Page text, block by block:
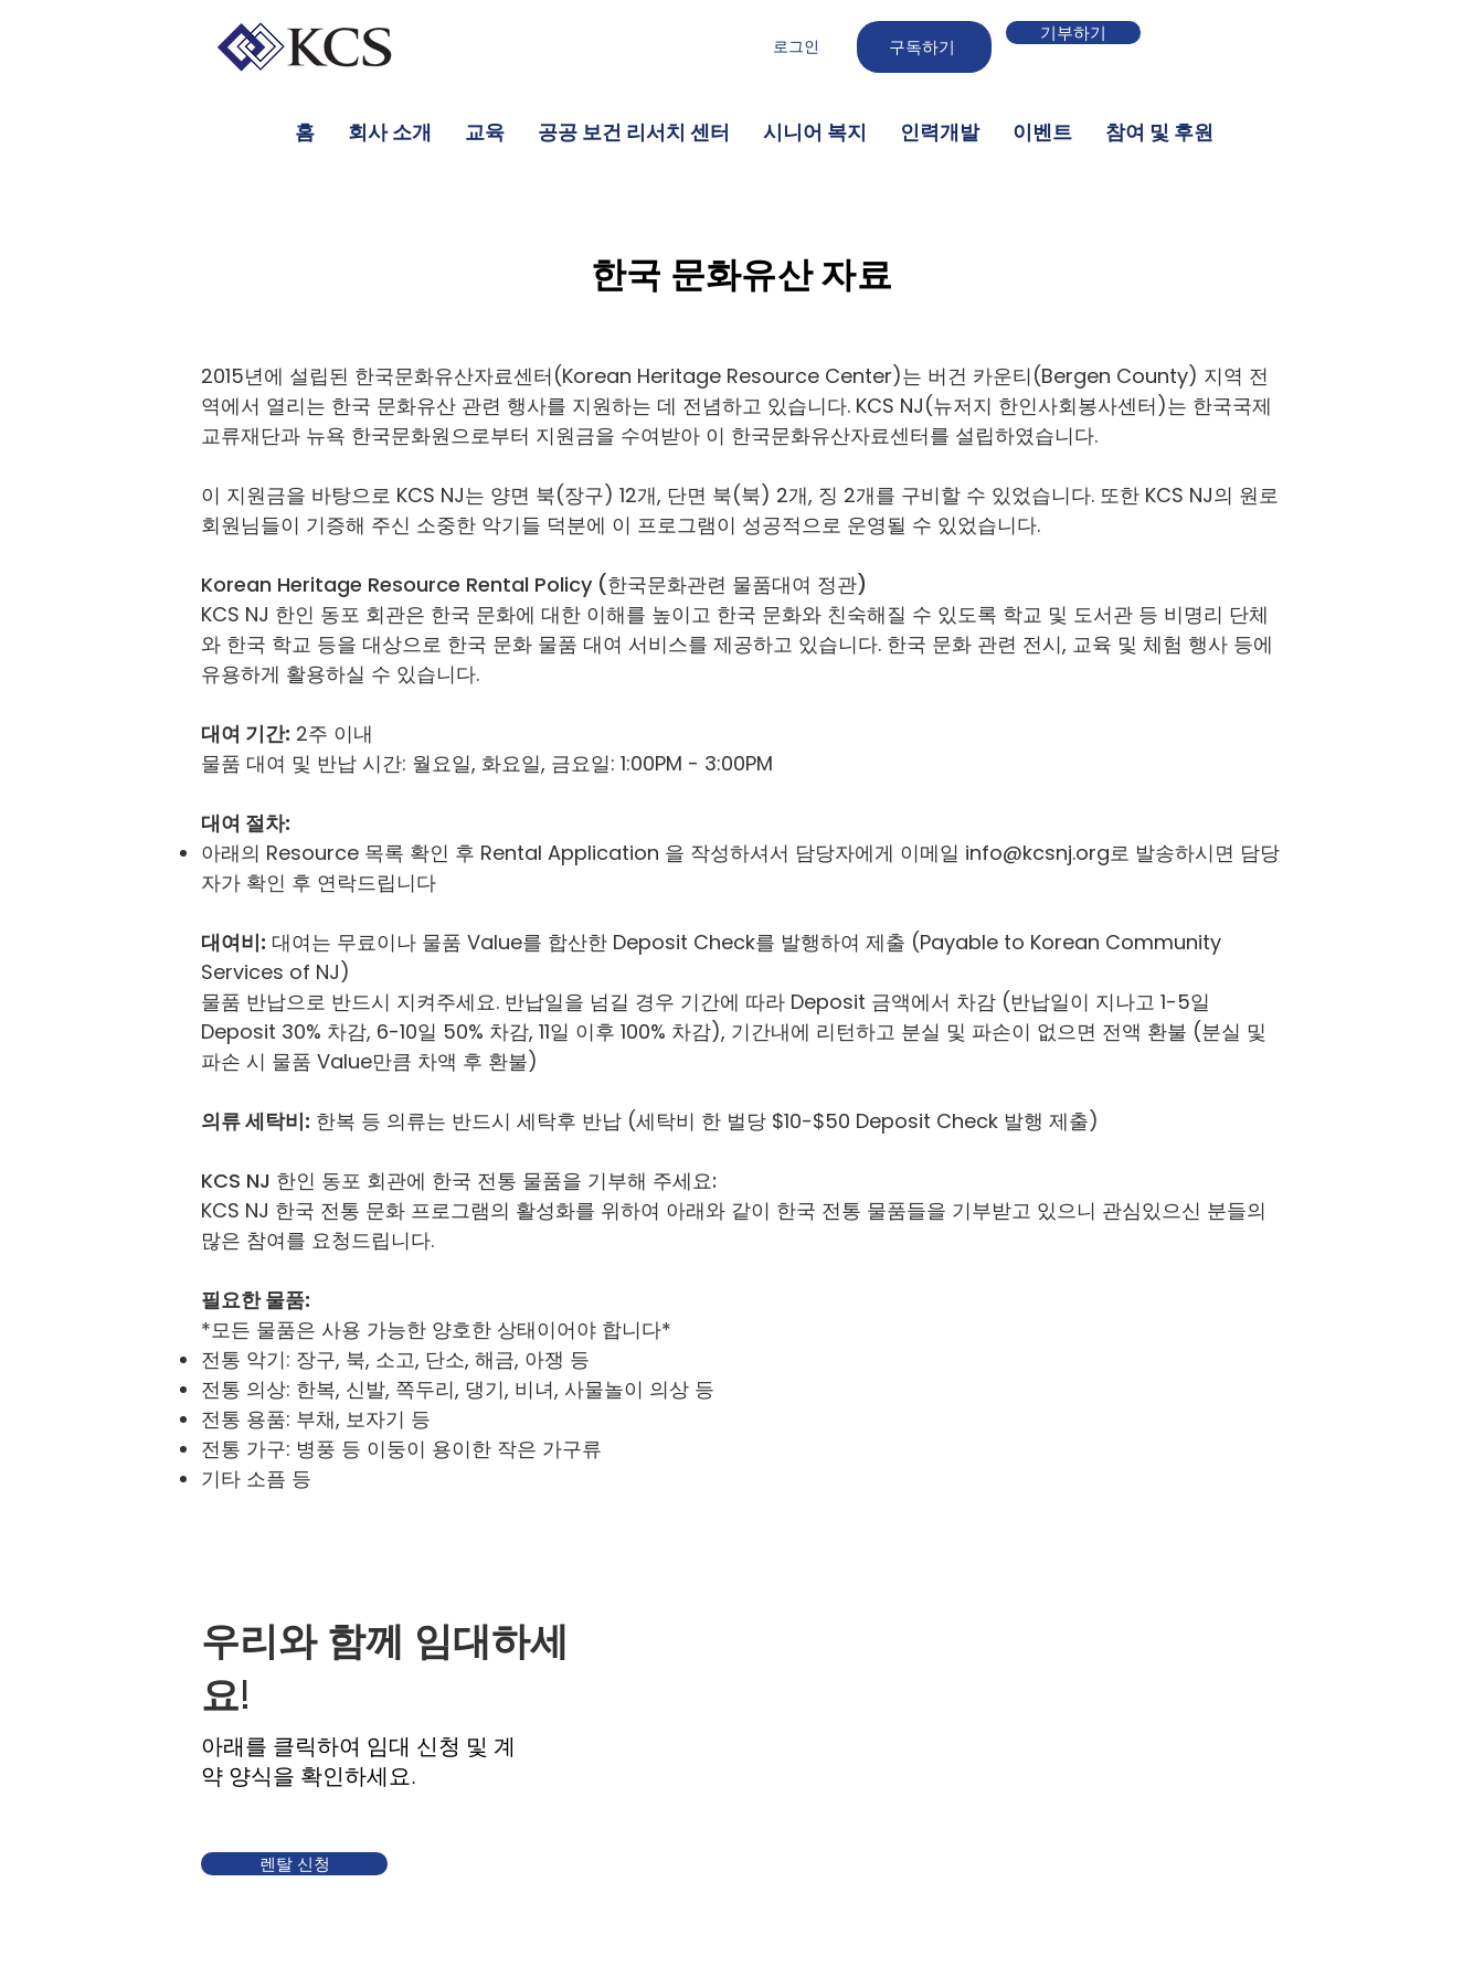
로그인 구독하기
기부하기
홈 회사 소개 교육 공공 보건 리서치 센터 시니어 복지 인력개발 이벤트 참여 및 후원
한국 문화유산 자료
2015년에 설립된 한국문화유산자료센터(Korean Heritage Resource Center)는 버건 카운티(Bergen County) 지역 전
역에서 열리는 한국 문화유산 관련 행사를 지원하는 데 전념하고 있습니다. KCS NJ(뉴저지 한인사회봉사센터)는 한국국제
교류재단과 뉴욕 한국문화원으로부터 지원금을 수여받아 이 한국문화유산자료센터를 설립하였습니다.
이 지원금을 바탕으로 KCS NJ는 양면 북(장구) 12개, 단면 북(북) 2개, 징 2개를 구비할 수 있었습니다. 또한 KCS NJ의 원로
회원님들이 기증해 주신 소중한 악기들 덕분에 이 프로그램이 성공적으로 운영될 수 있었습니다.
Korean Heritage Resource Rental Policy (한국문화관련 물품대여 정관)
KCS NJ 한인 동포 회관은 한국 문화에 대한 이해를 높이고 한국 문화와 친숙해질 수 있도록 학교 및 도서관 등 비명리 단체
와 한국 학교 등을 대상으로 한국 문화 물품 대여 서비스를 제공하고 있습니다. 한국 문화 관련 전시, 교육 및 체험 행사 등에
유용하게 활용하실 수 있습니다.
대여 기간: 2주 이내
물품 대여 및 반납 시간: 월요일, 화요일, 금요일: 1:00PM - 3:00PM
대여 절차:
​아래의 Resource 목록 확인 후 Rental Application 을 작성하셔서 담당자에게 이메일 info@kcsnj.org로 발송하시면 담당
자가 확인 후 연락드립니다
대여비: 대여는 무료이나 물품 Value를 합산한 Deposit Check를 발행하여 제출 (Payable to Korean Community
Services of NJ)
물품 반납으로 반드시 지켜주세요. 반납일을 넘길 경우 기간에 따라 Deposit 금액에서 차감 (반납일이 지나고 1-5일
Deposit 30% 차감, 6-10일 50% 차감, 11일 이후 100% 차감), 기간내에 리턴하고 분실 및 파손이 없으면 전액 환불 (분실 및
파손 시 물품 Value만큼 차액 후 환불)
의류 세탁비: 한복 등 의류는 반드시 세탁후 반납 (세탁비 한 벌당 $10-$50 Deposit Check 발행 제출)
KCS NJ 한인 동포 회관에 한국 전통 물품을 기부해 주세요:
KCS NJ 한국 전통 문화 프로그램의 활성화를 위하여 아래와 같이 한국 전통 물품들을 기부받고 있으니 관심있으신 분들의
많은 참여를 요청드립니다.
필요한 물품:
*모든 물품은 사용 가능한 양호한 상태이어야 합니다*
전통 악기: 장구, 북, 소고, 단소, 해금, 아쟁 등
전통 의상: 한복, 신발, 쪽두리, 댕기, 비녀, 사물놀이 의상 등
전통 용품: 부채, 보자기 등
전통 가구: 병풍 등 이둥이 용이한 작은 가구류
​기타 소픔 등
우리와 함께 임대하세
요!
​아래를 클릭하여 임대 신청 및 계
약 양식을 확인하세요.
렌탈 신청